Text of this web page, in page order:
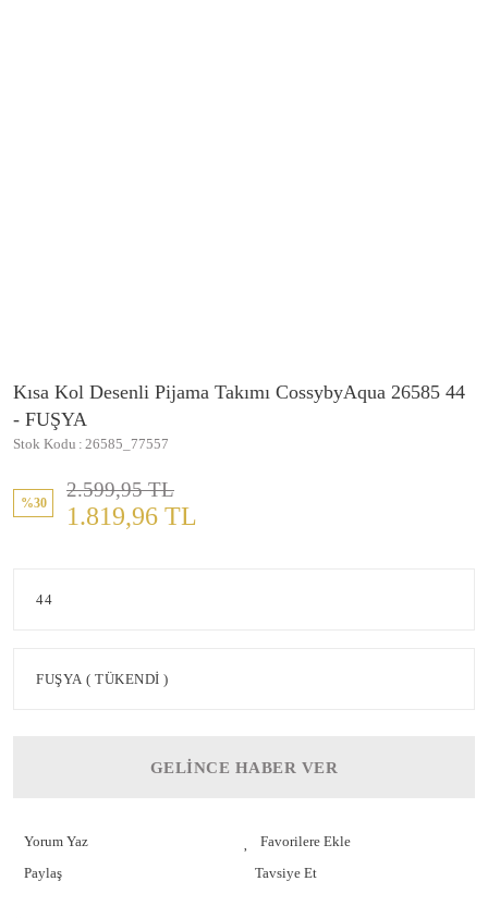
Kısa Kol Desenli Pijama Takımı CossybyAqua 26585 44
- FUŞYA
Stok Kodu 26585_77557
%30
2.599,95 TL
1.819,96 TL
GELİNCE HABER VER
Yorum Yaz
Paylaş
Tavsiye Et